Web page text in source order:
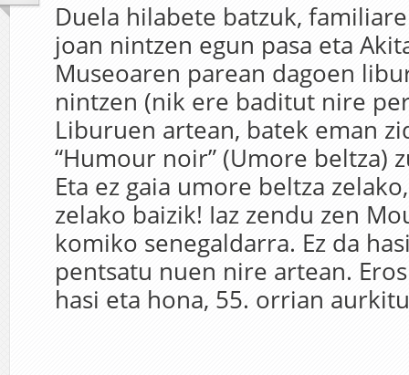
Duela hilabete batzuk,
joan nintzen egun pasa eta
Museoaren parean dagoen
nintzen (nik ere baditut nire
Liburuen artean, batek eman
“Humour noir” (Umore beltza)
Eta ez gaia umore beltza
zelako baizik! Iaz zendu zen
komiko senegaldarra. Ez da
pentsatu nuen nire artean.
hasi eta hona, 55. orrian